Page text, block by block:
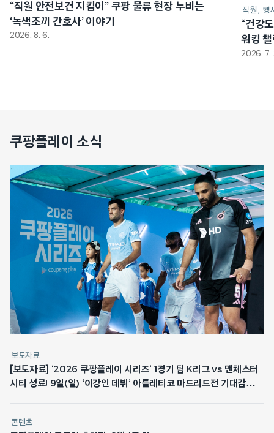
“직원 안전보건 지킴이” 쿠팡 물류 현장 누비는
‘녹색조끼 간호사’ 이야기
2026. 8. 6.
직원 행
“건강
워킹
2026. 7.
쿠팡플레이 소식
보도자료
[보도자료] ‘2026 쿠팡플레이 시리즈’ 1경기 팀 K리그 vs 맨체스터
시티 성료! 9일(일) ‘이강인 데뷔’ 아틀레티코 마드리드전 기대감
콘텐츠